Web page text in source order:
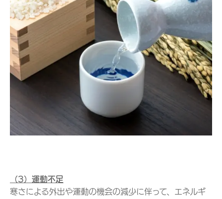
（3）運動不足
寒さによる外出や運動の機会の減少に伴って、エネルギ